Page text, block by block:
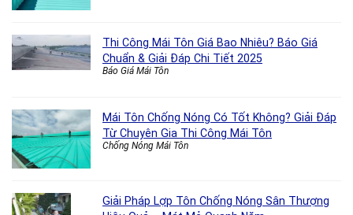
Thi Công Mái Tôn Giá Bao Nhiêu? Báo Giá
Chuẩn & Giải Đáp Chi Tiết 2025
Báo Giá Mái Tôn
Mái Tôn Chống Nóng Có Tốt Không? Giải Đáp
Từ Chuyên Gia Thi Công Mái Tôn
Chống Nóng Mái Tôn
Giải Pháp Lợp Tôn Chống Nóng Sân Thượng